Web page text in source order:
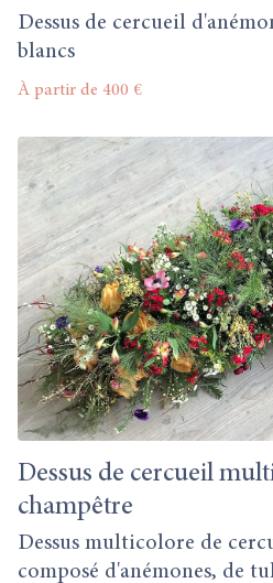
Dessus de cercueil
blancs
À partir de 400 €
Dessus de cercueil
champêtre
Dessus multicolore de
composé d'anémones, de